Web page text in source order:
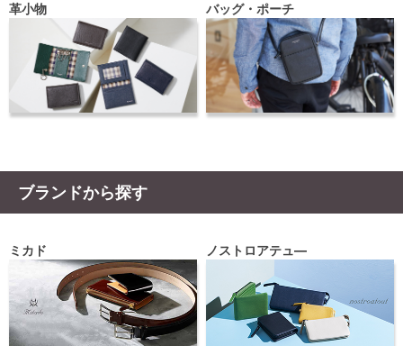
革小物 バッグ・ポーチ
ブランドから探す
ミカド ノストロアテュ―